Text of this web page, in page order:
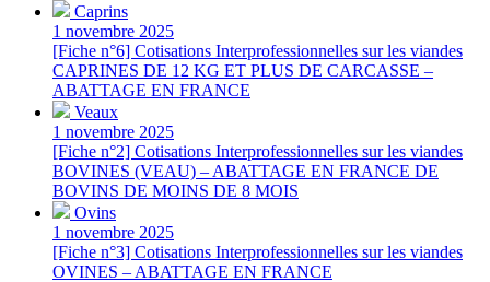
Caprins
1 novembre 2025
[Fiche n°6] Cotisations Interprofessionnelles sur les viandes
CAPRINES DE 12 KG ET PLUS DE CARCASSE –
ABATTAGE EN FRANCE
Veaux
1 novembre 2025
[Fiche n°2] Cotisations Interprofessionnelles sur les viandes
BOVINES (VEAU) – ABATTAGE EN FRANCE DE
BOVINS DE MOINS DE 8 MOIS
Ovins
1 novembre 2025
[Fiche n°3] Cotisations Interprofessionnelles sur les viandes
OVINES – ABATTAGE EN FRANCE